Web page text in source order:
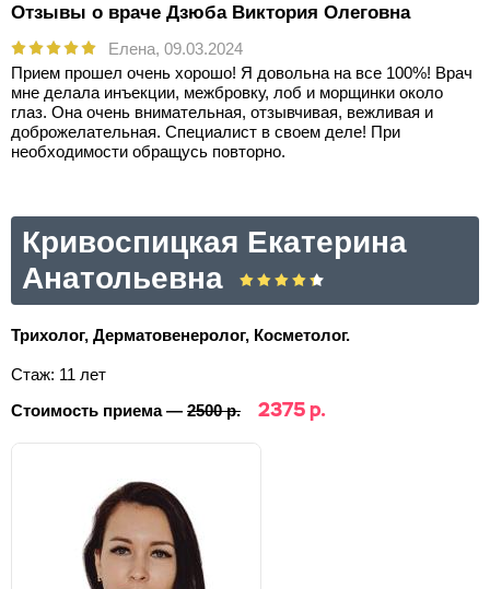
Отзывы о враче Дзюба Виктория Олеговна
Елена, 09.03.2024
Прием прошел очень хорошо! Я довольна на все 100%! Врач
мне делала инъекции, межбровку, лоб и морщинки около
глаз. Она очень внимательная, отзывчивая, вежливая и
доброжелательная. Специалист в своем деле! При
необходимости обращусь повторно.
Кривоспицкая Екатерина
Анатольевна
Трихолог, Дерматовенеролог, Косметолог.
Стаж: 11 лет
Стоимость приема — 2500 р. 2375 р.